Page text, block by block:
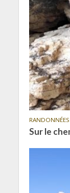
RANDONNÉES
Sur le